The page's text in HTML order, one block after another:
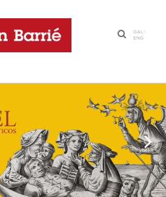
·
GAL-
ENG